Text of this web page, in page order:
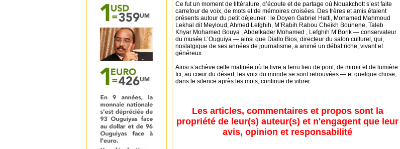
Ce fut un moment de littérature, d’écoute et de partage où Nouakchott s’est faite
carrefour de voix, de mots et de mémoires croisées. Des frères et amis étaient
présents autour du petit déjeuner : le Doyen Gabriel Hatti, Mohamed Mahmoud
Lekhal dit Meyloud, Ahmed Lefghih, M’Rabih Rabou Cheikh Bounene, Taleb
Khyar Mohamed Bouya , Abdelkader Mohamed , Lefghih M’Borik — conservateur
du musée L’Ouguiya — ainsi que Diallo Bios, directeur du salon culturel, qui,
nostalgique de ses années de journalisme, a animé un débat riche, vivant et
généreux.
Ainsi s’achève cette matinée où le livre a tenu lieu de pont, de miroir et de lumière.
Ici, au cœur du désert, les voix du monde se sont retrouvées — et quelque chose,
dans le silence après les mots, continue de vibrer.
Les articles, commentaires et propos sont la
propriété de leur(s) auteur(s) et n'engagent que leur
avis, opinion et responsabilité